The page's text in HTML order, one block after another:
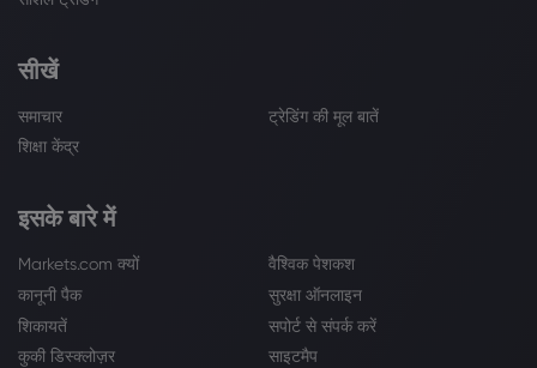
सीखें
समाचार
ट्रेडिंग की मूल बातें
शिक्षा केंद्र
इसके बारे में
Markets.com क्यों
वैश्विक पेशकश
कानूनी पैक
सुरक्षा ऑनलाइन
शिकायतें
सपोर्ट से संपर्क करें
कुकी डिस्क्लोज़र
साइटमैप